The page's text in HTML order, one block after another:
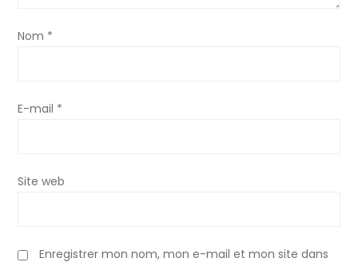
Nom *
E-mail *
Site web
Enregistrer mon nom, mon e-mail et mon site dans